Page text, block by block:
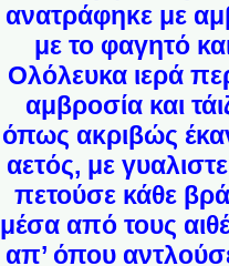
ανατράφηκε με
με το φαγητό
Ολόλευκα ιερά
αμβροσία και
όπως ακριβώς
αετός, με
πετούσε κάθε
μέσα από τους
απ’ όπου